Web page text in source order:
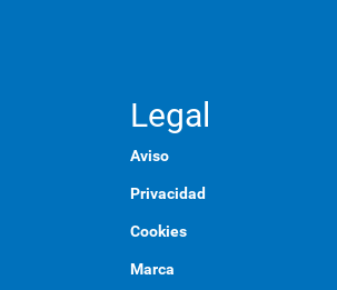
Legal
Aviso
Privacidad
Cookies
Marca